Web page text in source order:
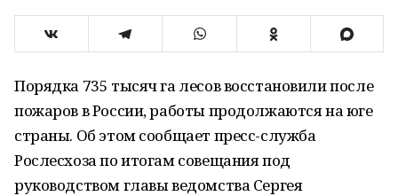
Порядка 735 тысяч га лесов восстановили после
пожаров в России, работы продолжаются на юге
страны. Об этом сообщает пресс-служба
Рослесхоза по итогам совещания под
руководством главы ведомства Сергея